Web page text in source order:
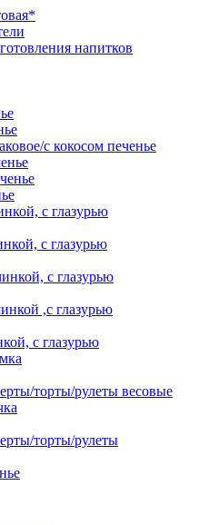
напитков
с кокосом печенье
с глазурью
с глазурью
с глазурью
,с глазурью
с глазурью
торты/рулеты весовые
торты/рулеты